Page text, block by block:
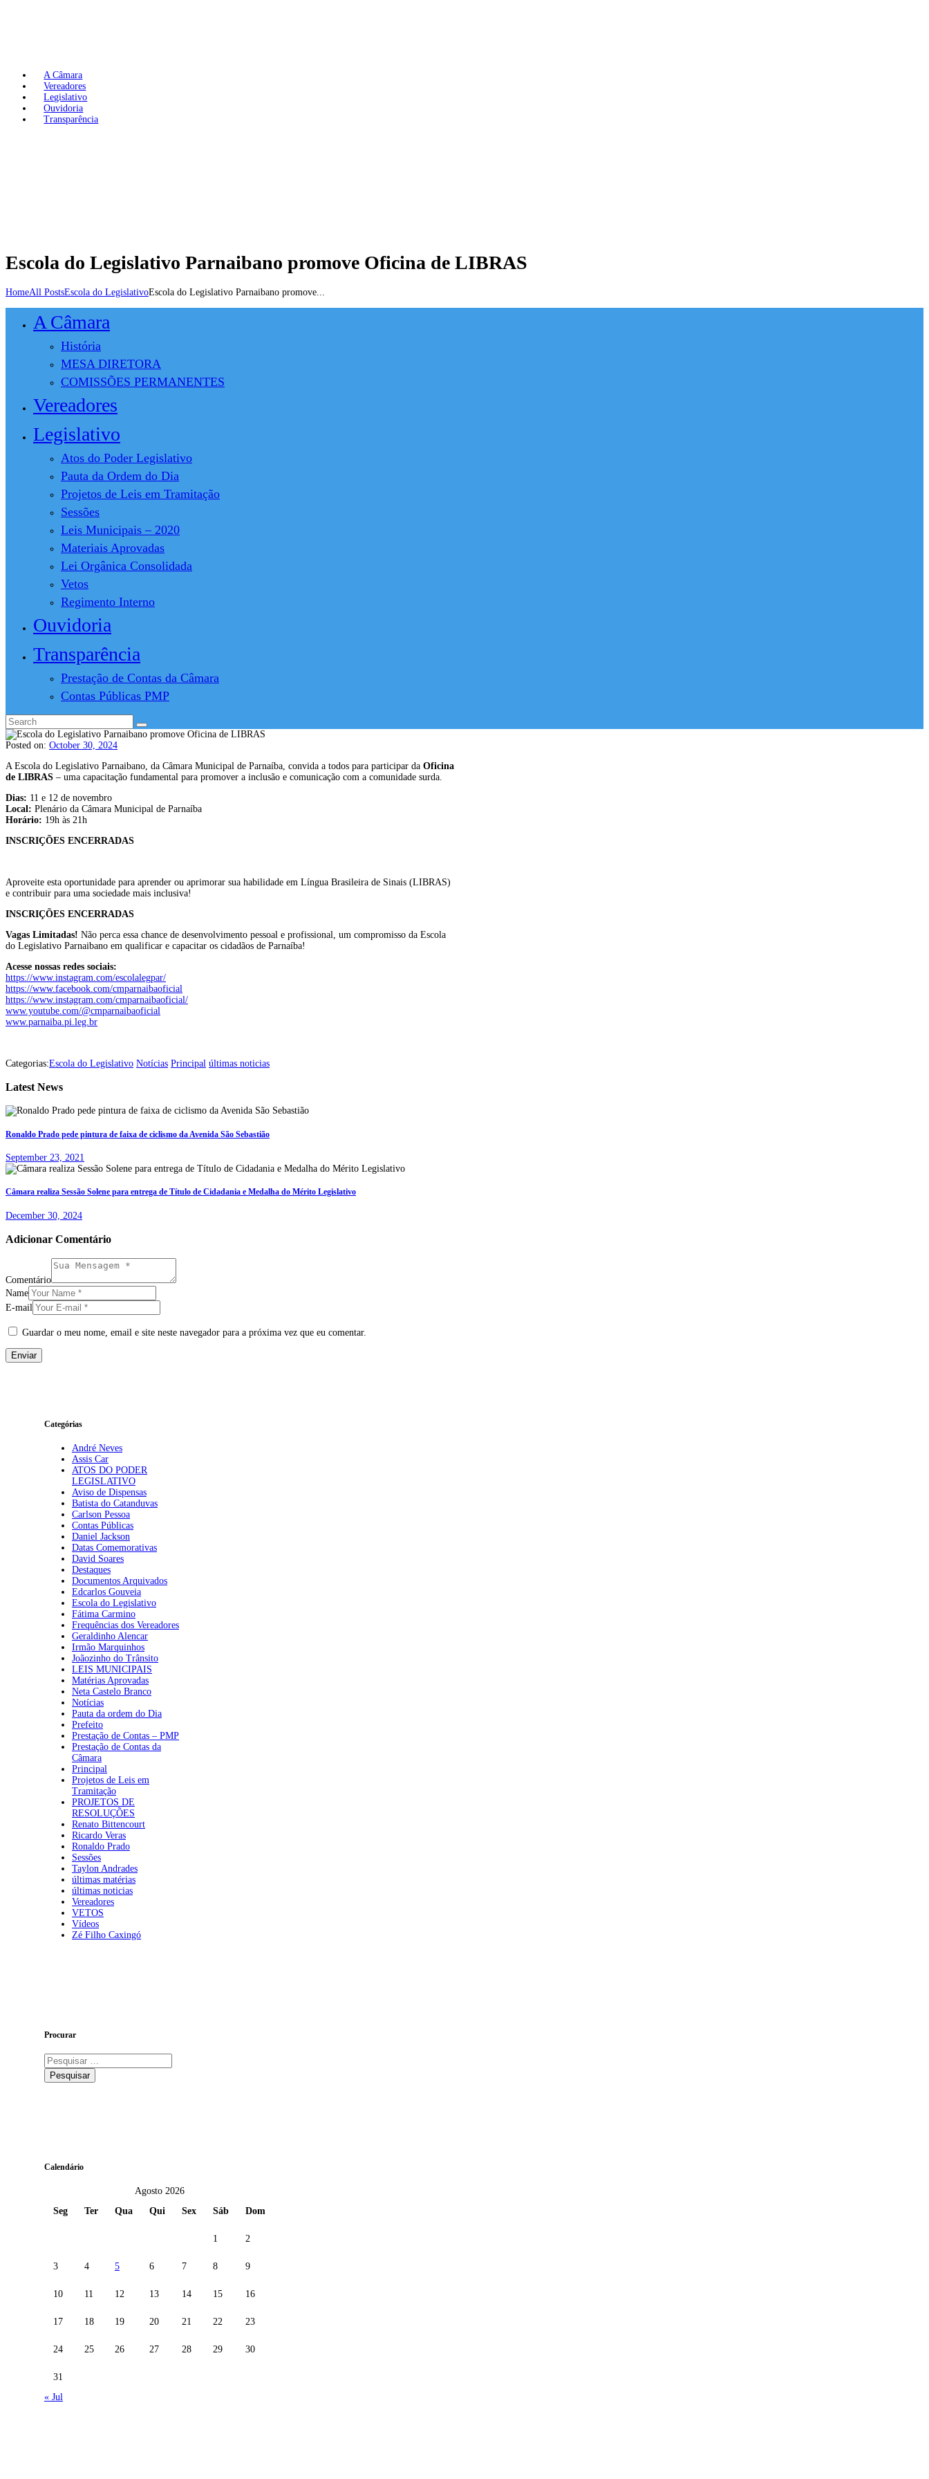
A Câmara
Vereadores
Legislativo
Ouvidoria
Transparência
Escola do Legislativo Parnaibano promove Oficina de LIBRAS
HomeAll PostsEscola do LegislativoEscola do Legislativo Parnaibano promove...
A Câmara
História
MESA DIRETORA
COMISSÕES PERMANENTES
Vereadores
Legislativo
Atos do Poder Legislativo
Pauta da Ordem do Dia
Projetos de Leis em Tramitação
Sessões
Leis Municipais – 2020
Materiais Aprovadas
Lei Orgânica Consolidada
Vetos
Regimento Interno
Ouvidoria
Transparência
Prestação de Contas da Câmara
Contas Públicas PMP
Posted on: October 30, 2024
A Escola do Legislativo Parnaibano, da Câmara Municipal de Parnaíba, convida a todos para participar da Oficina
de LIBRAS – uma capacitação fundamental para promover a inclusão e comunicação com a comunidade surda.
Dias: 11 e 12 de novembro
Local: Plenário da Câmara Municipal de Parnaíba
Horário: 19h às 21h
INSCRIÇÕES ENCERRADAS
Aproveite esta oportunidade para aprender ou aprimorar sua habilidade em Língua Brasileira de Sinais (LIBRAS)
e contribuir para uma sociedade mais inclusiva!
INSCRIÇÕES ENCERRADAS
Vagas Limitadas! Não perca essa chance de desenvolvimento pessoal e profissional, um compromisso da Escola
do Legislativo Parnaibano em qualificar e capacitar os cidadãos de Parnaíba!
Acesse nossas redes sociais:
https://www.instagram.com/escolalegpar/
https://www.facebook.com/cmparnaibaoficial
https://www.instagram.com/cmparnaibaoficial/
www.youtube.com/@cmparnaibaoficial
www.parnaiba.pi.leg.br
Categorias:Escola do Legislativo Notícias Principal últimas noticias
Latest News
Ronaldo Prado pede pintura de faixa de ciclismo da Avenida São Sebastião
September 23, 2021
Câmara realiza Sessão Solene para entrega de Título de Cidadania e Medalha do Mérito Legislativo
December 30, 2024
Adicionar Comentário
Comentário
Name
E-mail
Guardar o meu nome, email e site neste navegador para a próxima vez que eu comentar.
Categórias
André Neves
Assis Car
ATOS DO PODER
LEGISLATIVO
Aviso de Dispensas
Batista do Catanduvas
Carlson Pessoa
Contas Públicas
Daniel Jackson
Datas Comemorativas
David Soares
Destaques
Documentos Arquivados
Edcarlos Gouveia
Escola do Legislativo
Fátima Carmino
Frequências dos Vereadores
Geraldinho Alencar
Irmão Marquinhos
Joãozinho do Trânsito
LEIS MUNICIPAIS
Matérias Aprovadas
Neta Castelo Branco
Notícias
Pauta da ordem do Dia
Prefeito
Prestação de Contas – PMP
Prestação de Contas da
Câmara
Principal
Projetos de Leis em
Tramitação
PROJETOS DE
RESOLUÇÕES
Renato Bittencourt
Ricardo Veras
Ronaldo Prado
Sessões
Taylon Andrades
últimas matérias
últimas noticias
Vereadores
VETOS
Vídeos
Zé Filho Caxingó
Procurar
Pesquisar
por:
Calendário
Agosto 2026
Seg
Ter Qua Qui Sex Sáb Dom
1 2
3 4 5 6 7 8 9
10 11 12 13 14 15 16
17 18 19 20 21 22 23
24 25 26 27 28 29 30
31
« Jul